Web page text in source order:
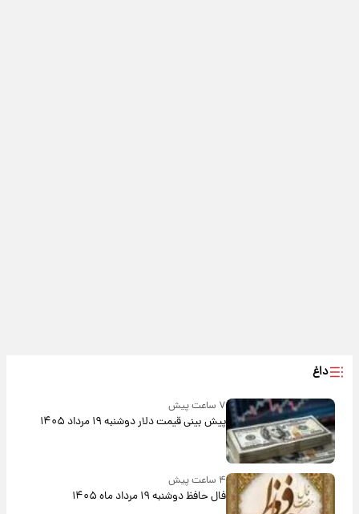
داغ
۷ ساعت پیش
پیش‌ بینی قیمت دلار دوشنبه ۱۹ مرداد ۱۴۰۵
۴ ساعت پیش
فال حافظ دوشنبه ۱۹ مرداد ماه ۱۴۰۵